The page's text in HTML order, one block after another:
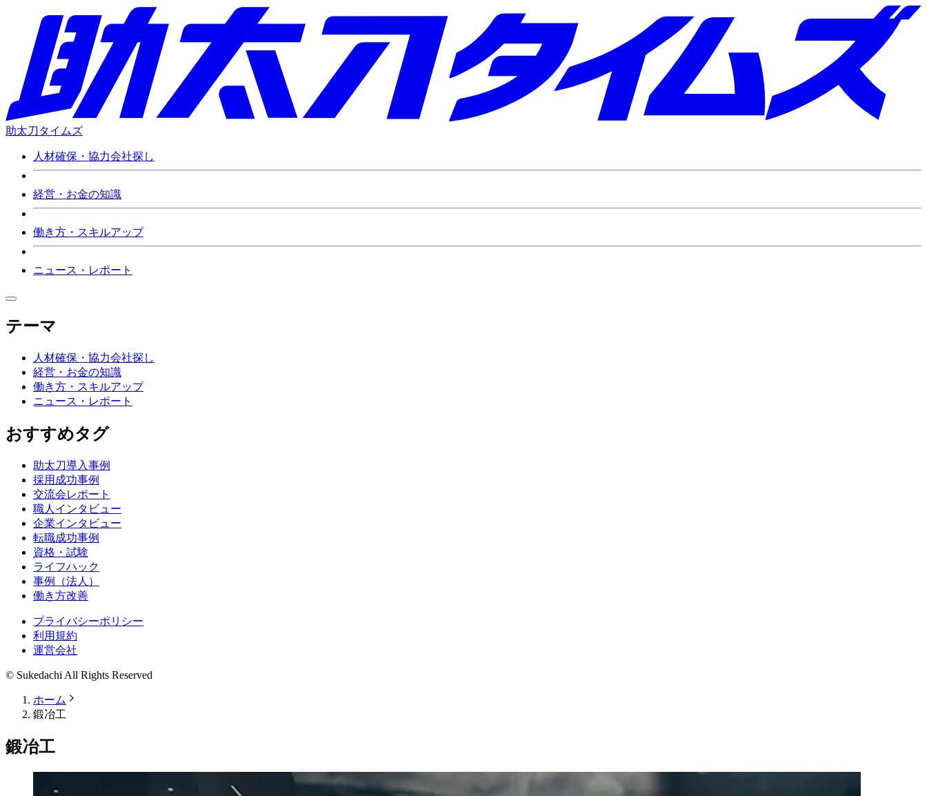
助太刀タイムズ
人材確保・協力会社探し
経営・お金の知識
働き方・スキルアップ
ニュース・レポート
テーマ
人材確保・協力会社探し
経営・お金の知識
働き方・スキルアップ
ニュース・レポート
おすすめタグ
助太刀導入事例
採用成功事例
交流会レポート
職人インタビュー
企業インタビュー
転職成功事例
資格・試験
ライフハック
事例（法人）
働き方改善
プライバシーポリシー
利用規約
運営会社
© Sukedachi All Rights Reserved
ホーム
鍛冶工
鍛冶工